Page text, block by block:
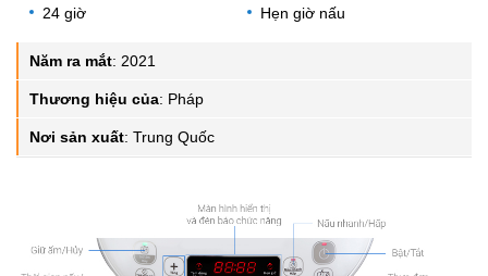
24 giờ Hẹn giờ nấu
Năm ra mắt: 2021
Thương hiệu của: Pháp
Nơi sản xuất: Trung Quốc